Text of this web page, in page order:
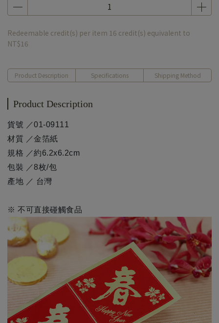
Redeemable credit(s) per item 16 credit(s) equivalent to
NT$16
Product Description Specifications Shipping Method
Product Description
貨號 ／01-09111
材質 ／金箔紙
規格 ／約6.2x6.2cm
包裝 ／8枚/包
產地 ／ 台灣
※ 不可直接碰觸食品